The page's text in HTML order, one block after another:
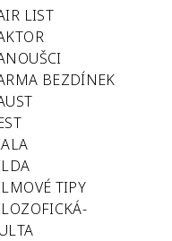
LIST
BEZDÍNEK
TIPY